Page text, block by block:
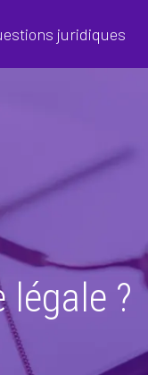
juridiques
?